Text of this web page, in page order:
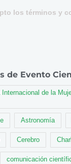
los términos y
de Evento
Internacional de la
Astronomía
Cerebro
comunicación